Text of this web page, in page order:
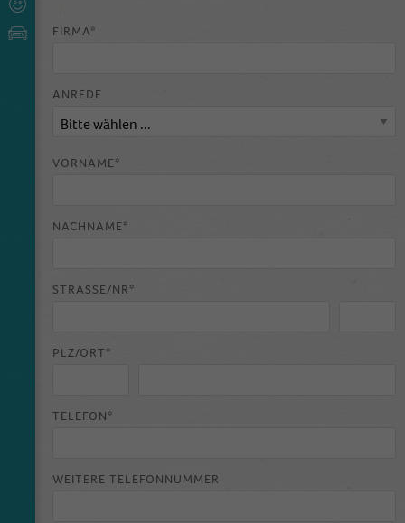
FIRMA*
ANREDE
VORNAME*
NACHNAME*
STRASSE/NR*
PLZ/ORT*
TELEFON*
WEITERE TELEFONNUMMER